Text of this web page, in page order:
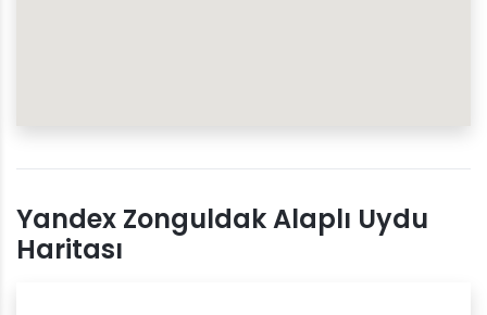
Yandex Zonguldak Alaplı Uydu
Haritası